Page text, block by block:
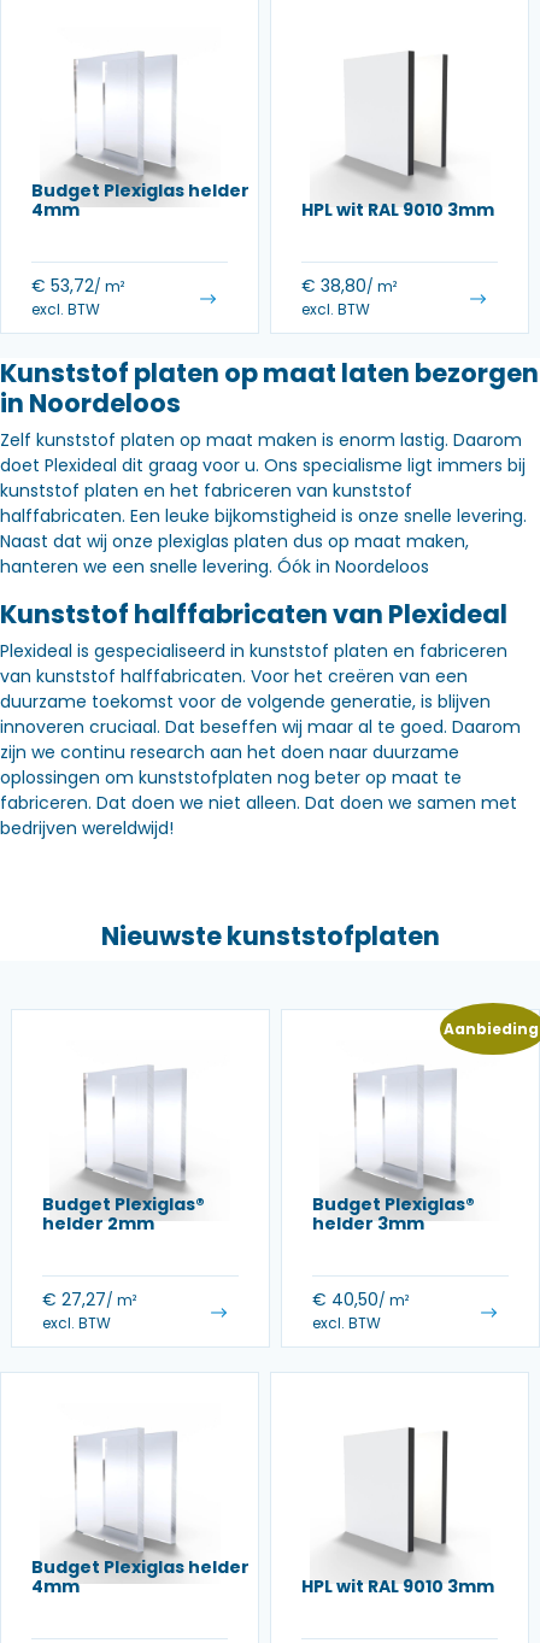
Budget Plexiglas helder
4mm
€ 53,72/ m²
excl. BTW
HPL wit RAL 9010 3mm
€ 38,80/ m²
excl. BTW
Kunststof platen op maat laten bezorgen
in Noordeloos
Zelf kunststof platen op maat maken is enorm lastig. Daarom
doet Plexideal dit graag voor u. Ons specialisme ligt immers bij
kunststof platen en het fabriceren van kunststof
halffabricaten. Een leuke bijkomstigheid is onze snelle levering.
Naast dat wij onze plexiglas platen dus op maat maken,
hanteren we een snelle levering. Óók in Noordeloos
Kunststof halffabricaten van Plexideal
Plexideal is gespecialiseerd in kunststof platen en fabriceren
van kunststof halffabricaten. Voor het creëren van een
duurzame toekomst voor de volgende generatie, is blijven
innoveren cruciaal. Dat beseffen wij maar al te goed. Daarom
zijn we continu research aan het doen naar duurzame
oplossingen om kunststofplaten nog beter op maat te
fabriceren. Dat doen we niet alleen. Dat doen we samen met
bedrijven wereldwijd!
Nieuwste kunststofplaten
Budget Plexiglas®
helder 2mm
€ 27,27/ m²
excl. BTW
Budget Plexiglas®
helder 3mm
€ 40,50/ m²
excl. BTW
Budget Plexiglas helder
4mm
HPL wit RAL 9010 3mm